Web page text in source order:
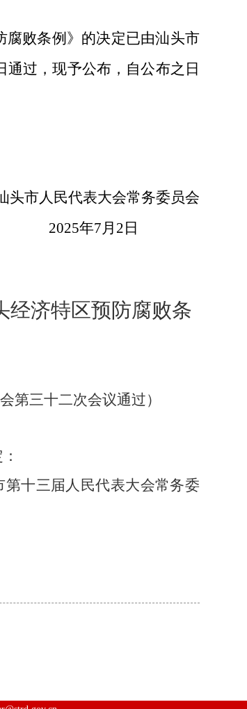
腐败条例》的决定已由汕头市
通过，现予公布，自公布之日
头市人民代表大会常务委员会
2025年7月 2 日
经济特区预防腐败条
第三十二次会议通过）
第十三届人民代表大会常务委